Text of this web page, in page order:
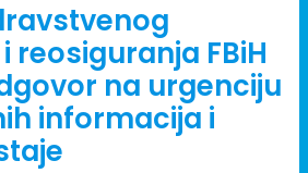
reosiguranja FBiH
na urgenciju
informacija i